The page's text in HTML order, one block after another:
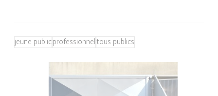
jeune public professionnel tous publics